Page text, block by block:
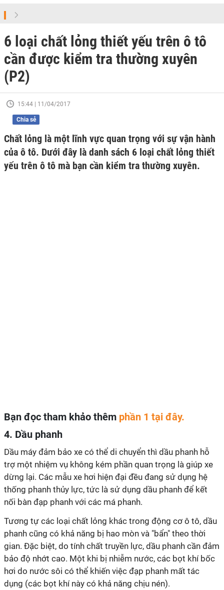
6 loại chất lỏng thiết yếu trên ô tô
cần được kiểm tra thường xuyên
(P2)
15:44 | 11/04/2017
Chia sẻ
Chất lỏng là một lĩnh vực quan trọng với sự vận hành
của ô tô. Dưới đây là danh sách 6 loại chất lỏng thiết
yếu trên ô tô mà bạn cần kiểm tra thường xuyên.
Bạn đọc tham khảo thêm phần 1 tại đây.
4. Dầu phanh
Dầu máy đảm bảo xe có thể di chuyển thì dầu phanh hỗ
trợ một nhiệm vụ không kém phần quan trọng là giúp xe
dừng lại. Các mẫu xe hơi hiện đại đều đang sử dụng hệ
thống phanh thủy lực, tức là sử dụng dầu phanh để kết
nối bàn đạp phanh với các má phanh.
Tương tự các loại chất lỏng khác trong động cơ ô tô, dầu
phanh cũng có khả năng bị hao mòn và "bẩn" theo thời
gian. Đặc biệt, do tính chất truyền lực, dầu phanh cần đảm
bảo độ nhớt cao. Một khi bị nhiễm nước, các bọt khí bốc
hơi do nước sôi có thể khiến việc đạp phanh mất tác
dụng (các bọt khí này có khả năng chịu nén).